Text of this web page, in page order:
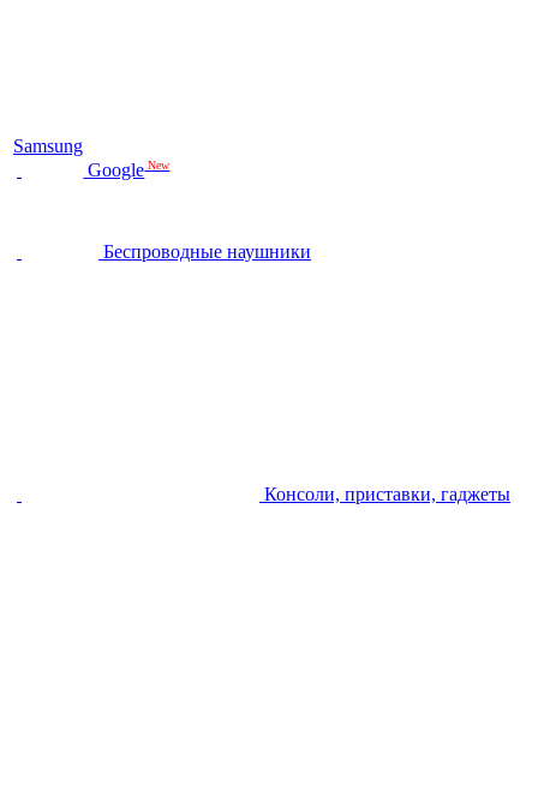
Samsung
Google New
Беспроводные наушники
Консоли, приставки, гаджеты